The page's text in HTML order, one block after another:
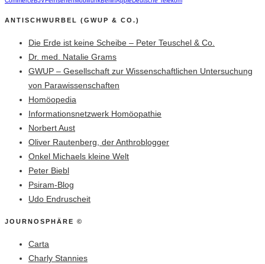
ANTISCHWURBEL (GWUP & CO.)
Die Erde ist keine Scheibe – Peter Teuschel & Co.
Dr. med. Natalie Grams
GWUP – Gesellschaft zur Wissenschaftlichen Untersuchung
von Parawissenschaften
Homöopedia
Informationsnetzwerk Homöopathie
Norbert Aust
Oliver Rautenberg, der Anthroblogger
Onkel Michaels kleine Welt
Peter Biebl
Psiram-Blog
Udo Endruscheit
JOURNOSPHÄRE ©
Carta
Charly Stannies